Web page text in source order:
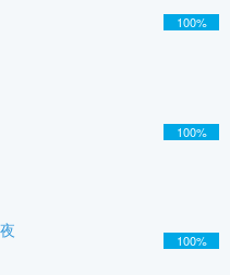
100%
100%
100%